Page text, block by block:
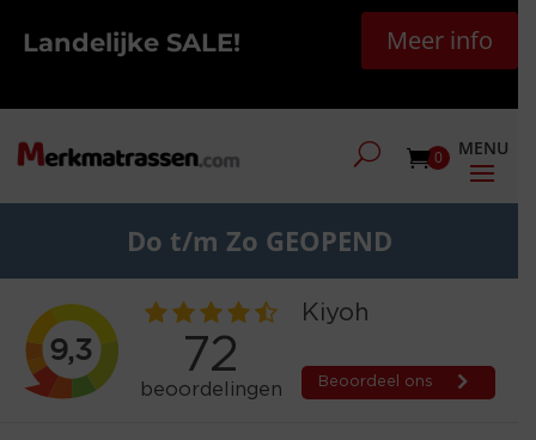
Landelijke SALE! Meer info
0
Do t/m Zo GEOPEND